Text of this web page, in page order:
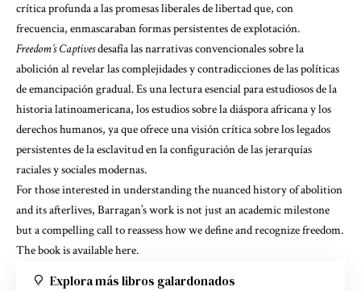
crítica profunda a las promesas liberales de libertad que, con
frecuencia, enmascaraban formas persistentes de explotación.
Freedom’s Captivesdesafía las narrativas convencionales sobre la
abolición al revelar las complejidades y contradicciones de las políticas
de emancipación gradual. Es una lectura esencial para estudiosos de la
historia latinoamericana, los estudios sobre la diáspora africana y los
derechos humanos, ya que ofrece una visión crítica sobre los legados
persistentes de la esclavitud en la configuración de las jerarquías
raciales y sociales modernas.
For those interested in understanding the nuanced history of abolition
and its afterlives, Barragan’s work is not just an academic milestone
but a compelling call to reassess how we define and recognize freedom.
The book is available here.
Explora más libros galardonados